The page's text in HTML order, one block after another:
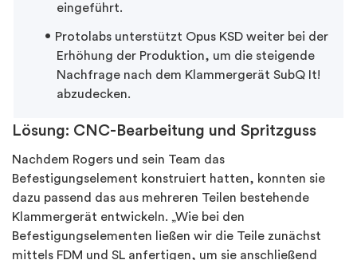
eingeführt.
Protolabs unterstützt Opus KSD weiter bei der
Erhöhung der Produktion, um die steigende
Nachfrage nach dem Klammergerät SubQ It!
abzudecken.
Lösung: CNC-Bearbeitung und Spritzguss
Nachdem Rogers und sein Team das
Befestigungselement konstruiert hatten, konnten sie
dazu passend das aus mehreren Teilen bestehende
Klammergerät entwickeln. „Wie bei den
Befestigungselementen ließen wir die Teile zunächst
mittels FDM und SL anfertigen, um sie anschließend